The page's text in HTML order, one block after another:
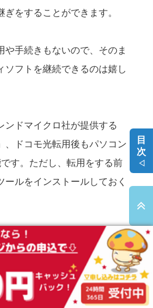
ぎをすることができます。
や手続きもないので、そのま
ソフトを継続できるのは嬉し
ンドマイクロ社が提供する
、ドコモ光転用後もパソコン
す。ただし、転用をする前
ールをインストールしておく
ツ光のウイルスバスターを
ことはできませんので注意
目
次
◁